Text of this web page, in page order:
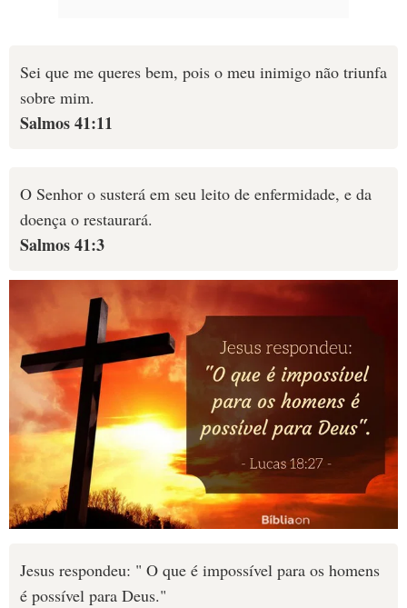
Sei que me queres bem, pois o meu inimigo não triunfa
sobre mim.
Salmos 41:11
O Senhor o susterá em seu leito de enfermidade, e da
doença o restaurará.
Salmos 41:3
Jesus respondeu: " O que é impossível para os homens
é possível para Deus."